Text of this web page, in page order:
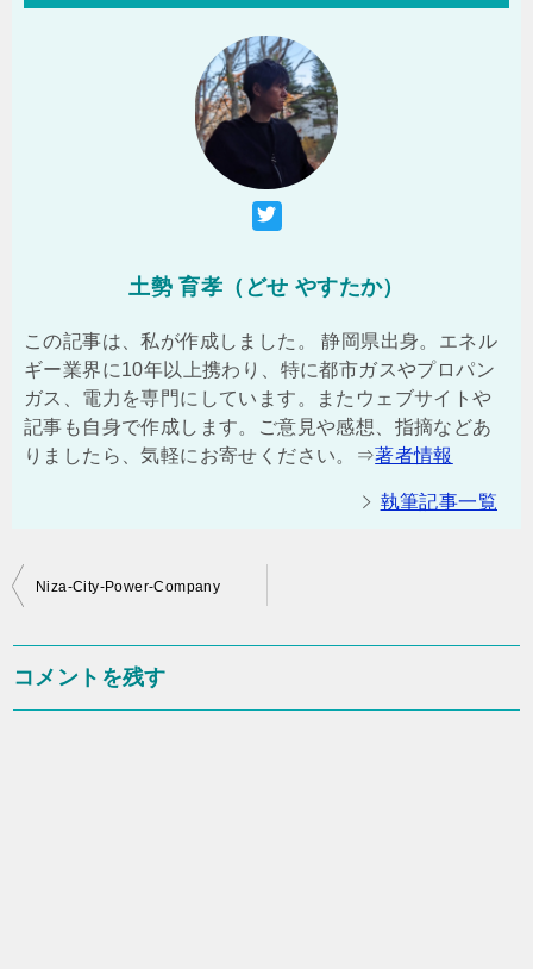
土勢 育孝（どせ やすたか）
この記事は、私が作成しました。 静岡県出身。エネル
ギー業界に10年以上携わり、特に都市ガスやプロパン
ガス、電力を専門にしています。またウェブサイトや
記事も自身で作成します。ご意見や感想、指摘などあ
りましたら、気軽にお寄せください。⇒著者情報
執筆記事一覧
投
Niza-City-Power-Company
コメントを残す